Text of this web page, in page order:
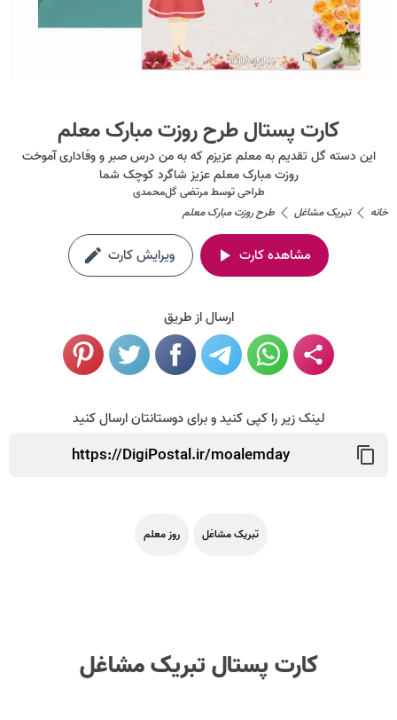
کارت پستال طرح روزت مبارک معلم
این دسته گل تقدیم به معلم عزیزم که به من درس صبر و وفاداری آموخت
روزت مبارک معلم عزیز شاگرد کوچک شما
طراحی توسطمرتضی گل‌محمدی
خانه
تبریک مشاغل طرح روزت مبارک معلم
مشاهده کارت ویرایش کارت
ارسال از طریق
لینک زیر را کپی کنید و برای دوستانتان ارسال کنید
تبریک مشاغل روز معلم
کارت پستال تبریک مشاغل